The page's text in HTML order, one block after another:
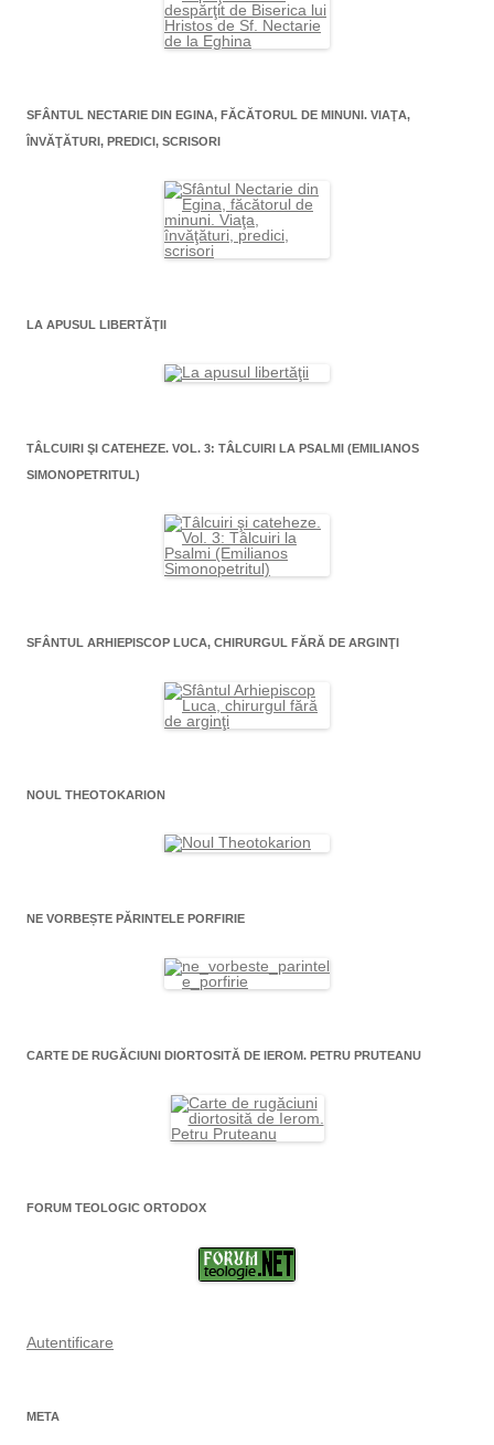
SFÂNTUL NECTARIE DIN EGINA, FĂCĂTORUL DE MINUNI. VIAŢA,
ÎNVĂŢĂTURI, PREDICI, SCRISORI
LA APUSUL LIBERTĂŢII
TÂLCUIRI ŞI CATEHEZE. VOL. 3: TÂLCUIRI LA PSALMI (EMILIANOS
SIMONOPETRITUL)
SFÂNTUL ARHIEPISCOP LUCA, CHIRURGUL FĂRĂ DE ARGINŢI
NOUL THEOTOKARION
NE VORBEȘTE PĂRINTELE PORFIRIE
CARTE DE RUGĂCIUNI DIORTOSITĂ DE IEROM. PETRU PRUTEANU
FORUM TEOLOGIC ORTODOX
Autentificare
META